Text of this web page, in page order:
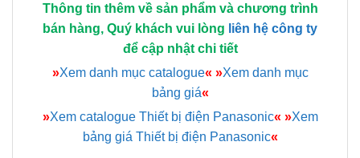
Thông tin thêm về sản phẩm và chương trình
bán hàng, Quý khách vui lòng liên hệ công ty
để cập nhật chi tiết
»Xem danh mục catalogue« »Xem danh mục
bảng giá«
»Xem catalogue Thiết bị điện Panasonic« »Xem
bảng giá Thiết bị điện Panasonic«